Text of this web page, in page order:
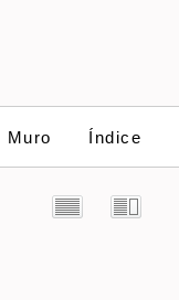
Muro Índice